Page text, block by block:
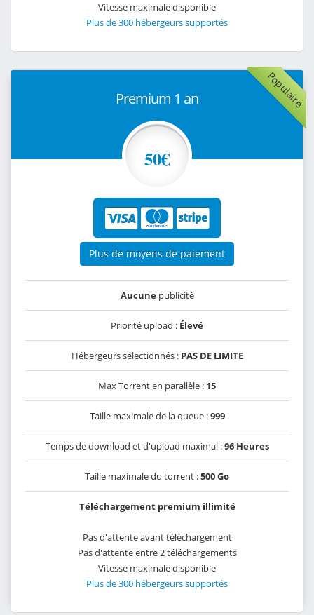
Vitesse maximale disponible
Plus de 300 hébergeurs supportés
Populaire
Premium 1 an
50€
Plus de moyens de paiement
Aucunepublicité
Priorité upload : Élevé
Hébergeurs sélectionnés : PAS DE LIMITE
Max Torrent en parallèle : 15
Taille maximale de la queue :999
Temps de download et d'upload maximal :96 Heures
Taille maximale du torrent :500 Go
Téléchargement premium illimité
Pas d'attente avant téléchargement
Pas d'attente entre 2 téléchargements
Vitesse maximale disponible
Plus de 300 hébergeurs supportés